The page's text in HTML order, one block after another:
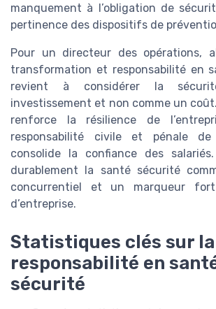
manquement à l’obligation de
pertinence des dispositifs de
Pour un directeur des opérations,
transformation et responsabilité en
revient à considérer la
investissement et non comme un
renforce la résilience de
responsabilité civile et pénale de
consolide la confiance des
durablement la santé sécurité
concurrentiel et un marqueur
d’entreprise.
Statistiques clés sur la
responsabilité en
sécurité